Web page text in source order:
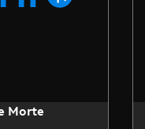
Morte